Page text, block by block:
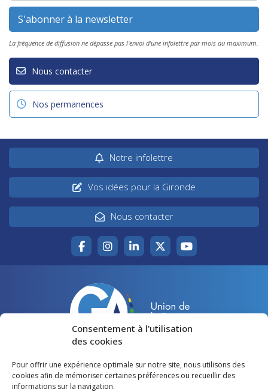
Consentement à l'utilisation
des cookies
Pour offrir une expérience optimale sur notre site, nous utilisons des
cookies afin de mémoriser certaines préférences ou recueillir des
informations sur la navigation.
La fréquence de diffusion ne dépasse pas l'envoi d'une infolettre par mois au maximum.
Nous contacter
Nos permanences
Notre infolettre
Vos idées pour la Gironde
Nous contacter
Accueil
Votre canton
Agir pour la Gironde